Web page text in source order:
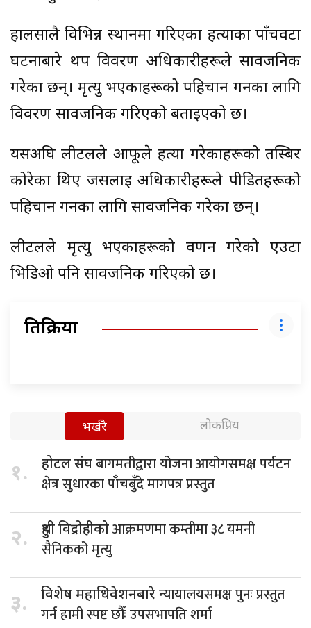
हालसालै विभिन्न स्थानमा गरिएका हत्याका पाँचवटा
घटनाबारे थप विवरण अधिकारीहरूले सार्वजनिक
गरेका छन्। मृत्यु भएकाहरूको पहिचान गर्नका लागि
विवरण सार्वजनिक गरिएको बताइएको छ।
यसअघि लीटलले आफूले हत्या गरेकाहरूको तस्बिर
कोरेका थिए जसलाई अधिकारीहरूले पीडितहरूको
पहिचान गर्नका लागि सार्वजनिक गरेका छन्।
लीटलले मृत्यु भएकाहरूको वर्णन गरेको एउटा
भिडिओ पनि सार्वजनिक गरिएको छ।
प्रतिक्रिया
भर्खरै लोकप्रिय
१. होटल संघबागमतीद्वारा योजना आयोगसमक्ष पर्यटन
क्षेत्र सुधारका पाँचबुँदे मागपत्र प्रस्तुत
२. हुथी विद्रोहीकोआक्रमणमा कम्तीमा ३८ यमनी
सैनिकको मृत्यु
३. विशेष महाधिवेशनबारेन्यायालयसमक्ष पुनः प्रस्तुत
गर्न हामी स्पष्ट छौँः उपसभापति शर्मा